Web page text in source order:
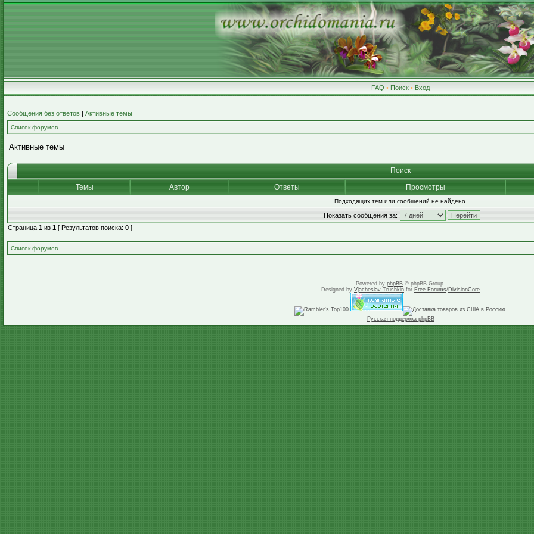
FAQ • Поиск • Вход
Сообщения без ответов | Активные темы
Список форумов
Активные темы
Поиск
Темы
Автор Ответы Просмотры
Подходящих тем или сообщений не найдено.
Показать сообщения за:
Страница 1 из 1 [ Результатов поиска: 0 ]
Список форумов
Powered by phpBB © phpBB Group.
Designed by Vjacheslav Trushkin for Free Forums/DivisionCore
.
Русская поддержка phpBB